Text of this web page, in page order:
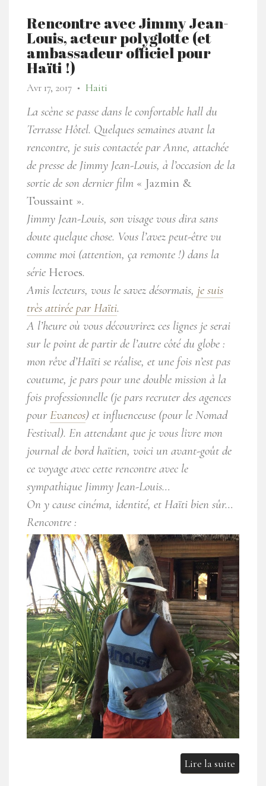
Rencontre avec Jimmy Jean-
Louis, acteur polyglotte (et
ambassadeur officiel pour
Haïti !)
Avr 17, 2017 ● Haiti
La scène se passe dans le confortable hall du
Terrasse Hôtel. Quelques semaines avant la
rencontre, je suis contactée par Anne, attachée
de presse de Jimmy Jean-Louis, à l’occasion de la
sortie de son dernier film « Jazmin &
Toussaint ».
Jimmy Jean-Louis, son visage vous dira sans
doute quelque chose. Vous l’avez peut-être vu
comme moi (attention, ça remonte !) dans la
série Heroes.
Amis lecteurs, vous le savez désormais, je suis
très attirée par Haïti.
A l’heure où vous découvrirez ces lignes je serai
sur le point de partir de l’autre côté du globe :
mon rêve d’Haïti se réalise, et une fois n’est pas
coutume, je pars pour une double mission à la
fois professionnelle (je pars recruter des agences
pour Evaneos) et influenceuse (pour le Nomad
Festival). En attendant que je vous livre mon
journal de bord haïtien, voici un avant-goût de
ce voyage avec cette rencontre avec le
sympathique Jimmy Jean-Louis…
On y cause cinéma, identité, et Haïti bien sûr…
Rencontre :
Lire la suite